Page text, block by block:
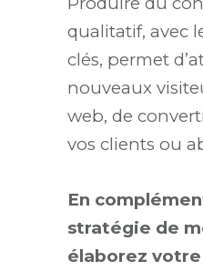
qualitatif, avec
clés, permet
nouveaux
web, de
vos clients ou
En
stratégie de
élaborez votre